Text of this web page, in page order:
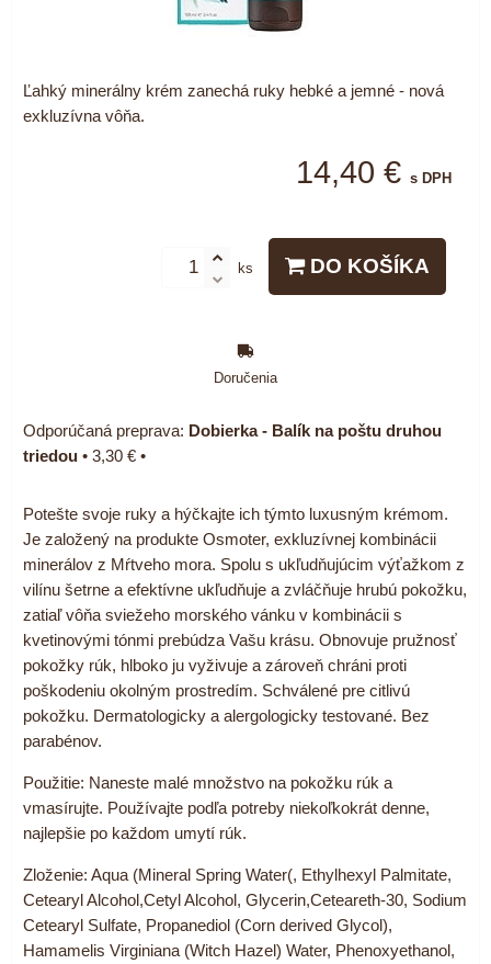
Ľahký minerálny krém zanechá ruky hebké a jemné - nová
exkluzívna vôňa.
14,40 € s DPH
ks DO KOŠÍKA
Doručenia
Dobierka - Balík na poštu druhou
triedou • 3,30 € •
Potešte svoje ruky a hýčkajte ich týmto luxusným krémom.
Je založený na produkte Osmoter, exkluzívnej kombinácii
minerálov z Mŕtveho mora. Spolu s ukľudňujúcim výťažkom z
vilínu šetrne a efektívne ukľudňuje a zvláčňuje hrubú pokožku,
zatiaľ vôňa sviežeho morského vánku v kombinácii s
kvetinovými tónmi prebúdza Vašu krásu. Obnovuje pružnosť
pokožky rúk, hlboko ju vyživuje a zároveň chráni proti
poškodeniu okolným prostredím. Schválené pre citlivú
pokožku. Dermatologicky a alergologicky testované. Bez
parabénov.
Použitie: Naneste malé množstvo na pokožku rúk a
vmasírujte. Používajte podľa potreby niekoľkokrát denne,
najlepšie po každom umytí rúk.
Zloženie: Aqua (Mineral Spring Water(, Ethylhexyl Palmitate,
Cetearyl Alcohol,Cetyl Alcohol, Glycerin,Ceteareth-30, Sodium
Cetearyl Sulfate, Propanediol (Corn derived Glycol),
Hamamelis Virginiana (Witch Hazel) Water, Phenoxyethanol,